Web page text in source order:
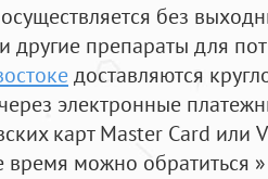
без
другие препараты для
доставляются
электронные
карт Master Card или
время можно обратиться